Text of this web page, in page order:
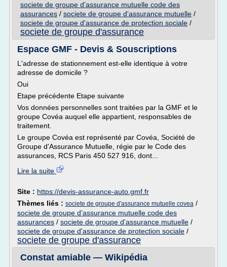
societe de groupe d'assurance mutuelle code des
assurances / societe de groupe d'assurance mutuelle /
societe de groupe d'assurance de protection sociale /
societe de groupe d'assurance
Espace GMF - Devis & Souscriptions
L'adresse de stationnement est-elle identique à votre
adresse de domicile ?
Oui
Etape précédente Etape suivante
Vos données personnelles sont traitées par la GMF et le
groupe Covéa auquel elle appartient, responsables de
traitement.
Le groupe Covéa est représenté par Covéa, Société de
Groupe d'Assurance Mutuelle, régie par le Code des
assurances, RCS Paris 450 527 916, dont...
Lire la suite
Site : https://devis-assurance-auto.gmf.fr
Thèmes liés : societe de groupe d'assurance mutuelle covea /
societe de groupe d'assurance mutuelle code des
assurances / societe de groupe d'assurance mutuelle /
societe de groupe d'assurance de protection sociale /
societe de groupe d'assurance
Constat amiable — Wikipédia